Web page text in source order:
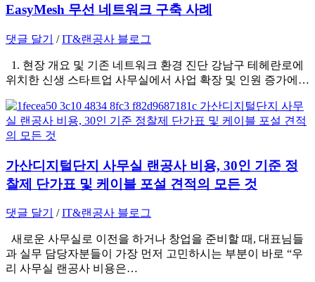
EasyMesh 무선 네트워크 구축 사례
댓글 달기 /IT&랜공사 블로그
1. 현장 개요 및 기존 네트워크 환경 진단 강남구 테헤란로에
위치한 신생 스타트업 사무실에서 사업 확장 및 인원 증가에…
가산디지털단지 사무실 랜공사 비용, 30인 기준 정
찰제 단가표 및 케이블 포설 견적의 모든 것
댓글 달기 /IT&랜공사 블로그
새로운 사무실로 이전을 하거나 창업을 준비할 때, 대표님들
과 실무 담당자분들이 가장 먼저 고민하시는 부분이 바로 “우
리 사무실 랜공사 비용은…